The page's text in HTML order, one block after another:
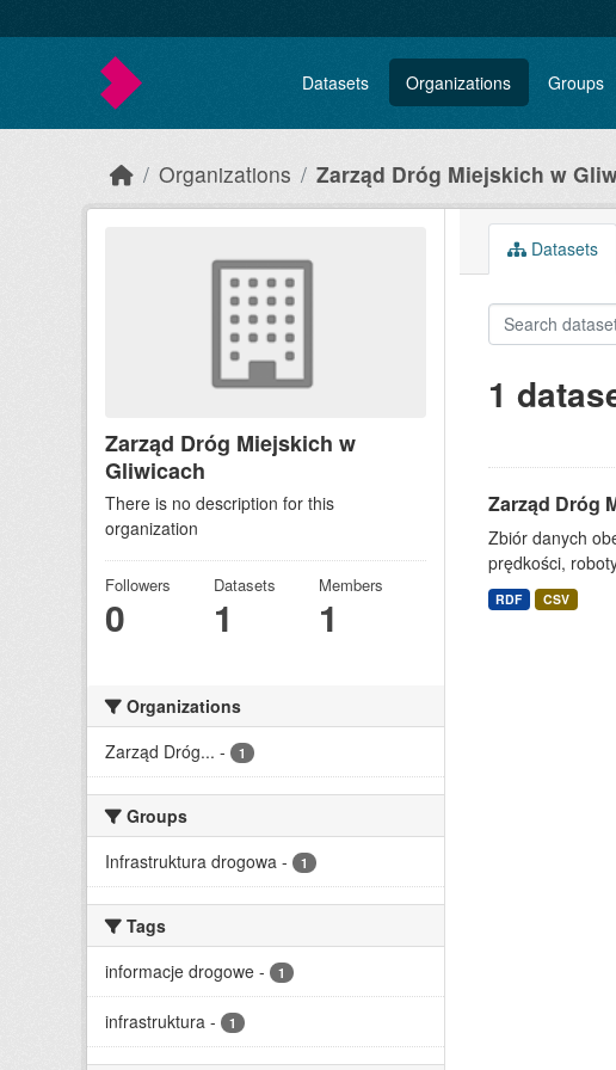
Datasets Organizations Groups
Organizations Zarząd Dróg Miejskich w
Zarząd Dróg Miejskich w
Gliwicach
There is no description for this
organization
Followers
0
Datasets
1
Members
1
Organizations
Zarząd Dróg... - 1
Groups
Infrastruktura drogowa - 1
Tags
informacje drogowe - 1
infrastruktura - 1
Datasets
1
Zarząd Dróg
Zbiór danych
prędkości,
RDF CSV